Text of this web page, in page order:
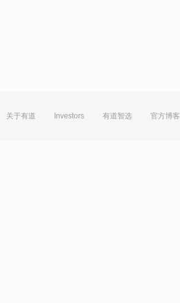
关于有道 Investors 有道智选 官方博客